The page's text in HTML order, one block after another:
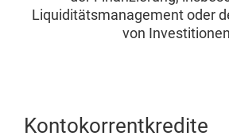
Liquiditätsmanagement oder
von
Kontokorrentkredite